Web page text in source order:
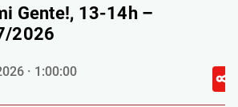
Gente!, 13-14h –
2026
· 1:00:00